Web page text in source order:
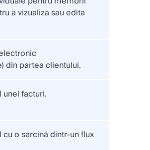
a vizualiza sau edita
din partea clientului.
facturi.
o sarcină dintr-un flux